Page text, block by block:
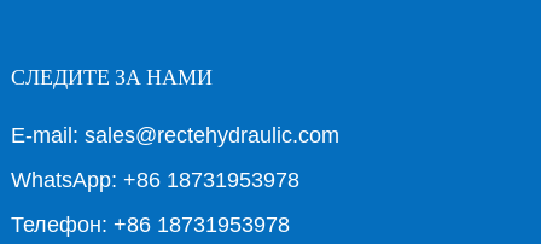
СЛЕДИТЕ ЗА НАМИ
E-mail: sales@rectehydraulic.com
WhatsApp: +86 18731953978
Телефон: +86 18731953978